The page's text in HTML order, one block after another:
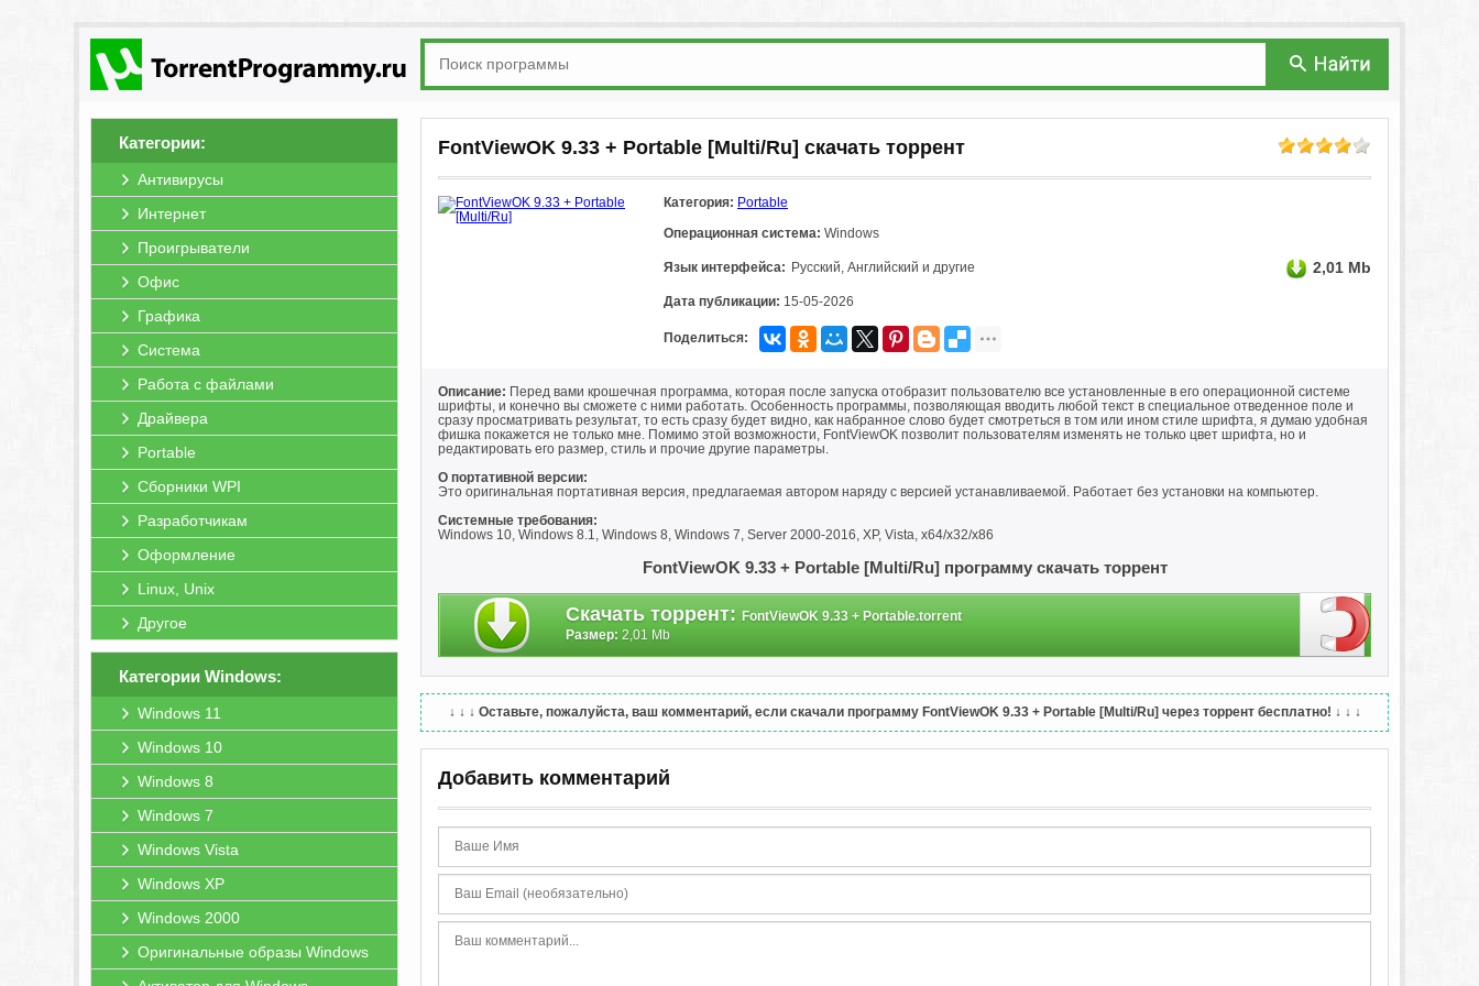
Категории:
Антивирусы
Интернет
Проигрыватели
Офис
Графика
Система
Работа с файлами
Драйвера
Portable
Сборники WPI
Разработчикам
Оформление
Linux, Unix
Другое
Категории Windows:
Windows 11
Windows 10
Windows 8
Windows 7
Windows Vista
Windows XP
Windows 2000
Оригинальные образы Windows
FontViewOK 9.33 + Portable [Multi/Ru] скачать торрент
Категория: Portable
Операционная система: Windows
Язык интерфейса: Русский, Английский и другие 2,01 Mb
Дата публикации: 15-05-2026
Поделиться:
Описание: Перед вами крошечная программа, которая после запуска отобразит пользователю все установленные в его операционной системе
шрифты, и конечно вы сможете с ними работать. Особенность программы, позволяющая вводить любой текст в специальное отведенное поле и
сразу просматривать результат, то есть сразу будет видно, как набранное слово будет смотреться в том или ином стиле шрифта, я думаю удобная
фишка покажется не только мне. Помимо этой возможности, FontViewOK позволит пользователям изменять не только цвет шрифта, но и
редактировать его размер, стиль и прочие другие параметры.
О портативной версии:
Это оригинальная портативная версия, предлагаемая автором наряду с версией устанавливаемой. Работает без установки на компьютер.
Системные требования:
Windows 10, Windows 8.1, Windows 8, Windows 7, Server 2000-2016, XP, Vista, x64/x32/x86
FontViewOK 9.33 + Portable [Multi/Ru] программу скачать торрент
Скачать торрент: FontViewOK 9.33 + Portable.torrent
Размер: 2,01 Mb
↓ ↓ ↓ Оставьте, пожалуйста, ваш комментарий, если скачали программу FontViewOK 9.33 + Portable [Multi/Ru] через торрент бесплатно! ↓ ↓ ↓
Добавить комментарий